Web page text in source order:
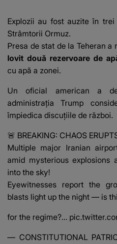
Explozii au fost auzite în
Strâmtorii Ormuz.
Presa de stat de la Teheran a
lovit două rezervoare de
cu apă a zonei.
Un oficial american a
administrația Trump
împiedica discuțiile de război.
🚨 BREAKING: CHAOS
Multiple major Iranian
amid mysterious explosions
into the sky!
Eyewitnesses report the
blasts light up the night — is
for the regime?…
— CONSTITUTIONAL